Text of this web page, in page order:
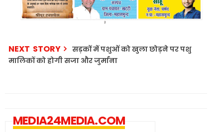
NEXT STORY
सड़कों में पशुओं को खुला छोड़ने पर पशु
मालिकों को होगी सजा और जुर्माना
MEDIA24MEDIA.COM